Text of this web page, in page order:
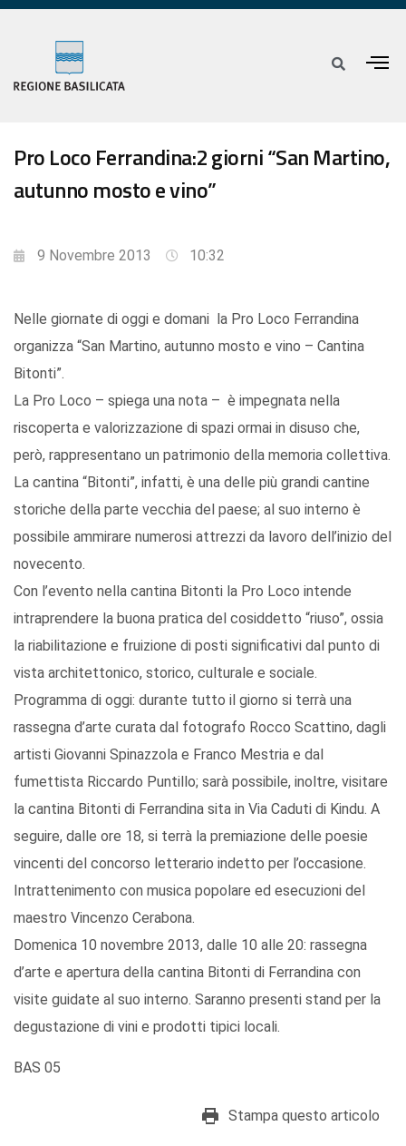
Pro Loco Ferrandina:2 giorni “San Martino,
autunno mosto e vino”
9 Novembre 2013 10:32
Nelle giornate di oggi e domani la Pro Loco Ferrandina
organizza “San Martino, autunno mosto e vino – Cantina
Bitonti”.
La Pro Loco – spiega una nota – è impegnata nella
riscoperta e valorizzazione di spazi ormai in disuso che,
però, rappresentano un patrimonio della memoria collettiva.
La cantina “Bitonti”, infatti, è una delle più grandi cantine
storiche della parte vecchia del paese; al suo interno è
possibile ammirare numerosi attrezzi da lavoro dell’inizio del
novecento.
Con l’evento nella cantina Bitonti la Pro Loco intende
intraprendere la buona pratica del cosiddetto “riuso”, ossia
la riabilitazione e fruizione di posti significativi dal punto di
vista architettonico, storico, culturale e sociale.
Programma di oggi: durante tutto il giorno si terrà una
rassegna d’arte curata dal fotografo Rocco Scattino, dagli
artisti Giovanni Spinazzola e Franco Mestria e dal
fumettista Riccardo Puntillo; sarà possibile, inoltre, visitare
la cantina Bitonti di Ferrandina sita in Via Caduti di Kindu. A
seguire, dalle ore 18, si terrà la premiazione delle poesie
vincenti del concorso letterario indetto per l’occasione.
Intrattenimento con musica popolare ed esecuzioni del
maestro Vincenzo Cerabona.
Domenica 10 novembre 2013, dalle 10 alle 20: rassegna
d’arte e apertura della cantina Bitonti di Ferrandina con
visite guidate al suo interno. Saranno presenti stand per la
degustazione di vini e prodotti tipici locali.
BAS 05
Stampa questo articolo